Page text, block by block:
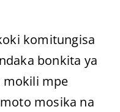
komitungisa
bonkita ya
mokili mpe
mosika na